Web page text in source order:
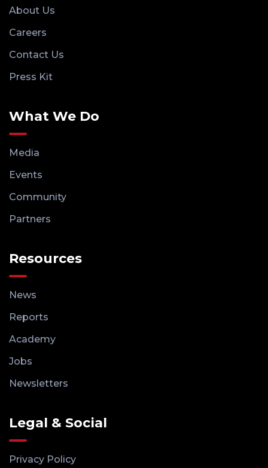
About Us
Careers
Contact Us
Press Kit
What We Do
Media
Events
Community
Partners
Resources
News
Reports
Academy
Jobs
Newsletters
Legal & Social
Privacy Policy